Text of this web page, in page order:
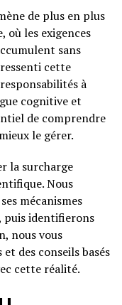
de plus en plus
où les exigences
sans
cette
à
cognitive et
de comprendre
le gérer.
la surcharge
Nous
mécanismes
puis identifierons
nous vous
des conseils basés
cette réalité.